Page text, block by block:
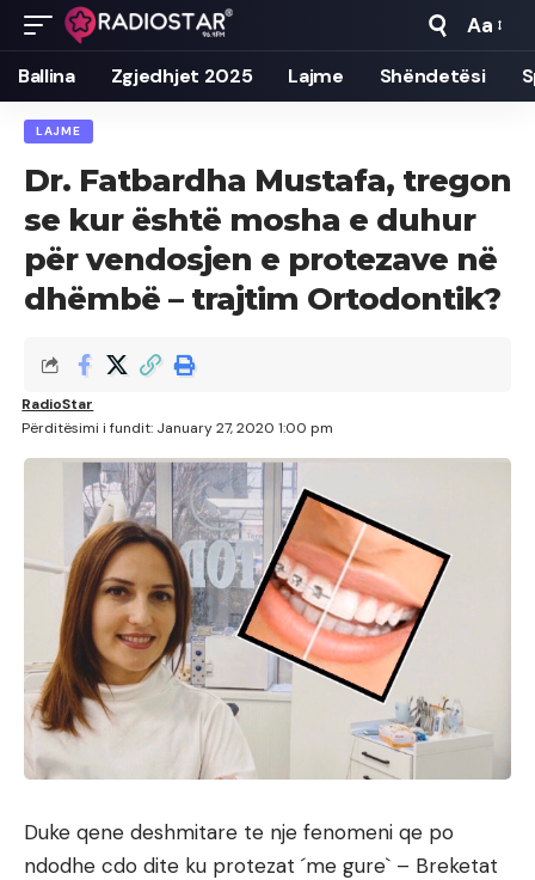
Font
Resizer
Aa
Ballina Zgjedhjet 2025 Lajme Shëndetësi
LAJME
Dr. Fatbardha Mustafa, tregon
se kur është mosha e duhur
për vendosjen e protezave në
dhëmbë – trajtim Ortodontik?
Përditësimi i fundit: January 27, 2020 1:00 pm
RadioStar
Duke qene deshmitare te nje fenomeni qe po
ndodhe cdo dite ku protezat ´me gure` – Breketat